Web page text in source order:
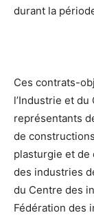
durant la
Ces contrats-
l’Industrie et du
représentants
de
plasturgie et de
des industries
du Centre des
Fédération des